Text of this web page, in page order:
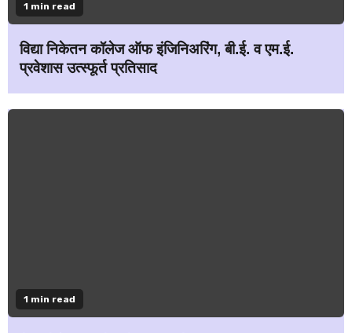
1 min read
विद्या निकेतन कॉलेज ऑफ इंजिनिअरिंग, बी.ई. व एम.ई.
प्रवेशास उत्स्फूर्त प्रतिसाद
1 min read